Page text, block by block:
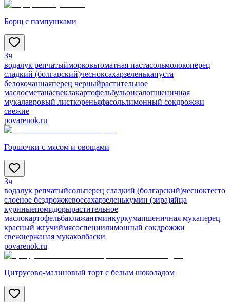
Борщ с пампушками
3ч
водалук репчатыйморковьтоматная пастасольмолокоперец
сладкий (болгарский)чесноксахарзеленькапуста
белокочаннаяперец черныйрастительное
маслосметанасвеклакартофельбульонсалопшеничная
мукалавровый листкореньяфасольлимонный сокдрожжи
свежие
povarenok.ru
Горшочки с мясом и овощами
3ч
водалук репчатыйсольперец сладкий (болгарский)чесноктесто
слоеное бездрожжевоесахарзеленькумин (зира)яйца
куриныепомидорырастительное
маслокартофельбаклажантминкуркумапшеничная мукаперец
красный жгучиймясоспециилимонный сокдрожжи
свежиержаная мукаколбаски
povarenok.ru
Цитрусово-малиновый торт с белым шоколадом